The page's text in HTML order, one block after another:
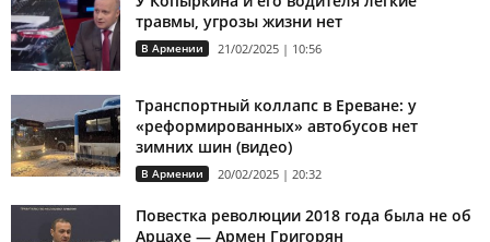
травмы, угрозы жизни нет
В Армении 21/02/2025 | 10:56
Транспортный коллапс в Ереване: у
«реформированных» автобусов нет
зимних шин (видео)
В Армении 20/02/2025 | 20:32
Повестка революции 2018 года была не об
Арцахе — Армен Григорян